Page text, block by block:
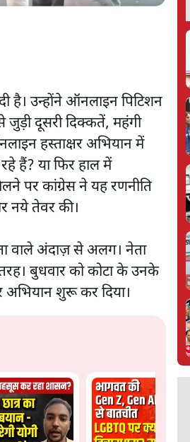
उन्होंने ऑनलाइन पिटिशन
जुड़ी दूसरी दिक्कतें, महंगी
हस्ताक्षर अभियान में
हैं? या फिर हाल में
पर कांग्रेस ने यह रणनीति
नये तेवर की।
वाले अंदाज़ से अलग। नेता
बुधवार को कोटा के उनके
अभियान शुरू कर दिया।